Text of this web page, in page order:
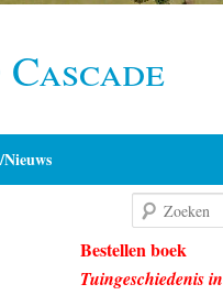
Bestellen boek
Tuingeschiedenis in